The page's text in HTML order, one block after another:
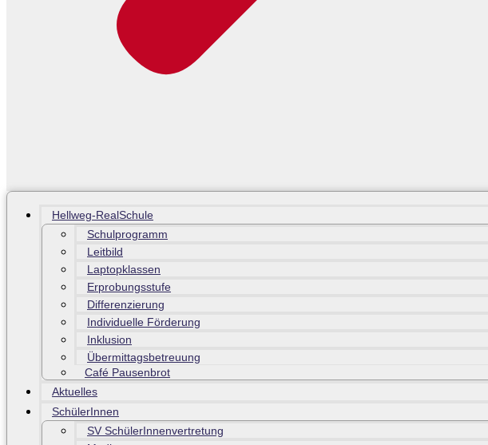
Hellweg-RealSchule
Schulprogramm
Leitbild
Laptopklassen
Erprobungsstufe
Differenzierung
Individuelle Förderung
Inklusion
Übermittagsbetreuung
Café Pausenbrot
Aktuelles
SchülerInnen
SV SchülerInnenvertretung